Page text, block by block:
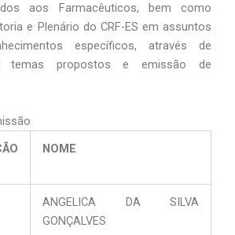
aos Farmacêuticos, bem como
e Plenário do CRF-ES em assuntos
específicos, através de
temas propostos e emissão de
NOME
ANGELICA DA SILVA
GONÇALVES